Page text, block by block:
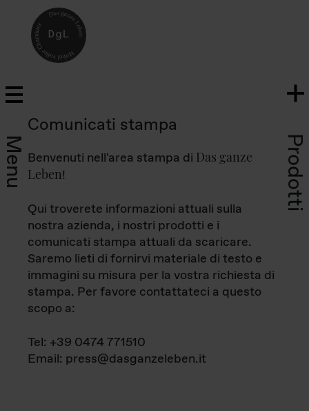
Menu Prodotti
Comunicati stampa
Benvenuti nell'area stampa di Das ganze
Leben!
Qui troverete informazioni attuali sulla
nostra azienda, i nostri prodotti e i
comunicati stampa attuali da scaricare.
Saremo lieti di fornirvi materiale di testo e
immagini su misura per la vostra richiesta di
stampa. Per favore contattateci a questo
scopo a:
Tel: +39 0474 771510
Email: press@dasganzeleben.it